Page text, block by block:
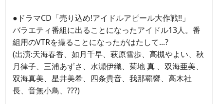
●ドラマCD「売り込め!アイドルアピール大作戦!!」
バラエティ番組に出ることになったアイドル13人。番
組用のVTRを撮ることになったがはたして...?
(出演:天海春香、如月千早、萩原雪歩、高槻やよい、秋
月律子、三浦あずさ、水瀬伊織、菊地 真 、双海亜美、
双海真美、星井美希、四条貴音、我那覇響、高木社
長、音無小鳥、???)